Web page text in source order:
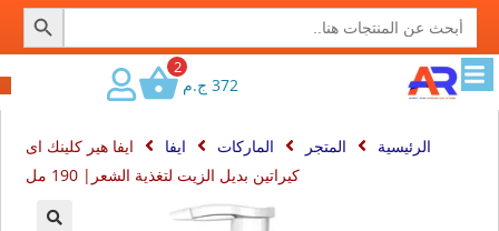
Search
for:
SEARCH BUTTON
372 ج.م
2
الرئيسية المتجر الماركات ايفا
ايفا هير كلينك اى
كيراتين بديل الزيت لتغذية الشعر| 190 مل